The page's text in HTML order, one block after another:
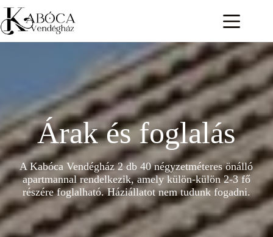
content
Árak és foglalás
A Kabóca Vendégház 2 db 40 négyzetméteres önálló
apartmannal rendelkezik, amely külön-külön 2-3 fő
részére foglalható. Háziállatot nem tudunk fogadni.